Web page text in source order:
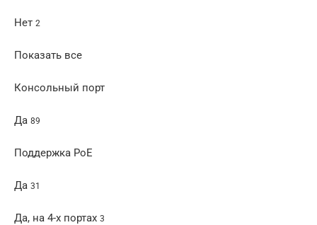
Нет 2
Показать все
Консольный порт
Да 89
Поддержка PoE
Да 31
Да, на 4-х портах 3